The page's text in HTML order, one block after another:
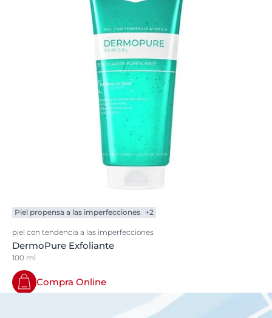
Piel propensa a las imperfecciones +2
piel con tendencia a las imperfecciones
DermoPure Exfoliante
100 ml
Compra Online